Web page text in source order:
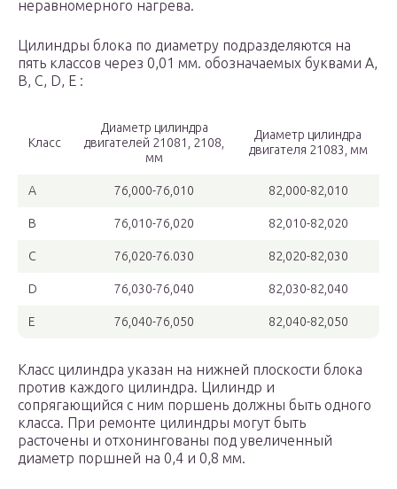
неравномерного нагрева.
Цилиндры блока по диаметру подразделяются на
пять классов через 0,01 мм. обозначаемых буквами А,
В, С, D, Е :
Класс
Диаметр цилиндра
двигателей 21081, 2108,
мм
Диаметр цилиндра
двигателя 21083, мм
А 76,000-76,010 82,000-82,010
В 76,010-76,020 82,010-82,020
С 76,020-76.030 82,020-82,030
D 76,030-76,040 82,030-82,040
Е 76,040-76,050 82,040-82,050
Класс цилиндра указан на нижней плоскости блока
против каждого цилиндра. Цилиндр и
сопрягающийся с ним поршень должны быть одного
класса. При ремонте цилиндры могут быть
расточены и отхонингованы под увеличенный
диаметр поршней на 0,4 и 0,8 мм.